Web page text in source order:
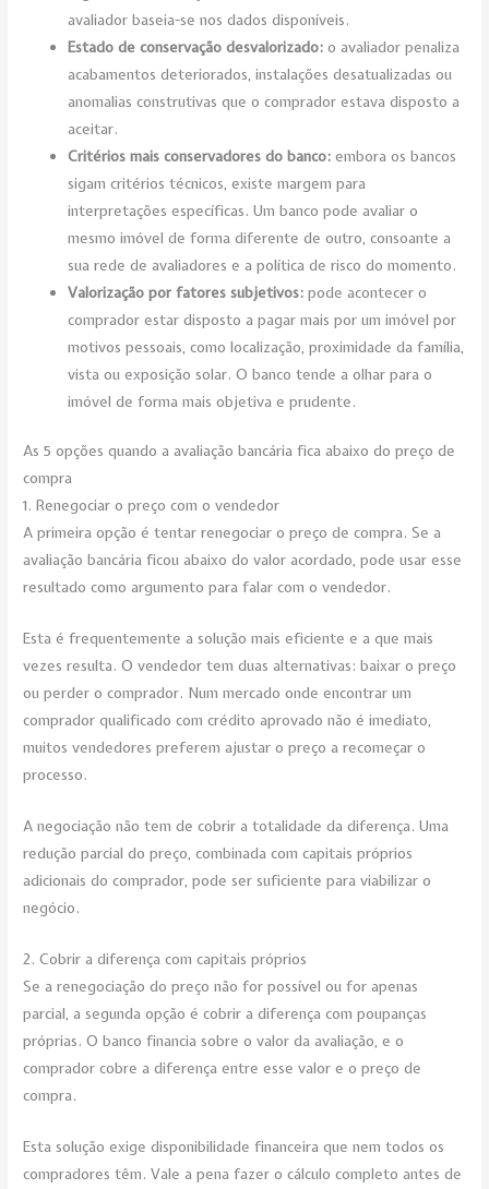
avaliador baseia-se nos dados disponíveis.
Estado de conservação desvalorizado: o avaliador penaliza
acabamentos deteriorados, instalações desatualizadas ou
anomalias construtivas que o comprador estava disposto a
aceitar.
Critérios mais conservadores do banco: embora os bancos
sigam critérios técnicos, existe margem para
interpretações específicas. Um banco pode avaliar o
mesmo imóvel de forma diferente de outro, consoante a
sua rede de avaliadores e a política de risco do momento.
Valorização por fatores subjetivos: pode acontecer o
comprador estar disposto a pagar mais por um imóvel por
motivos pessoais, como localização, proximidade da família,
vista ou exposição solar. O banco tende a olhar para o
imóvel de forma mais objetiva e prudente.
As 5 opções quando a avaliação bancária fica abaixo do preço de
compra
1. Renegociar o preço com o vendedor
A primeira opção é tentar renegociar o preço de compra. Se a
avaliação bancária ficou abaixo do valor acordado, pode usar esse
resultado como argumento para falar com o vendedor.
Esta é frequentemente a solução mais eficiente e a que mais
vezes resulta. O vendedor tem duas alternativas: baixar o preço
ou perder o comprador. Num mercado onde encontrar um
comprador qualificado com crédito aprovado não é imediato,
muitos vendedores preferem ajustar o preço a recomeçar o
processo.
A negociação não tem de cobrir a totalidade da diferença. Uma
redução parcial do preço, combinada com capitais próprios
adicionais do comprador, pode ser suficiente para viabilizar o
negócio.
2. Cobrir a diferença com capitais próprios
Se a renegociação do preço não for possível ou for apenas
parcial, a segunda opção é cobrir a diferença com poupanças
próprias. O banco financia sobre o valor da avaliação, e o
comprador cobre a diferença entre esse valor e o preço de
compra.
Esta solução exige disponibilidade financeira que nem todos os
compradores têm. Vale a pena fazer o cálculo completo antes de